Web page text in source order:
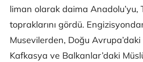
liman olarak daima Anadolu’yu,
topraklarını gördü.
Musevilerden, Doğu
Kafkasya ve Balkanlar’daki